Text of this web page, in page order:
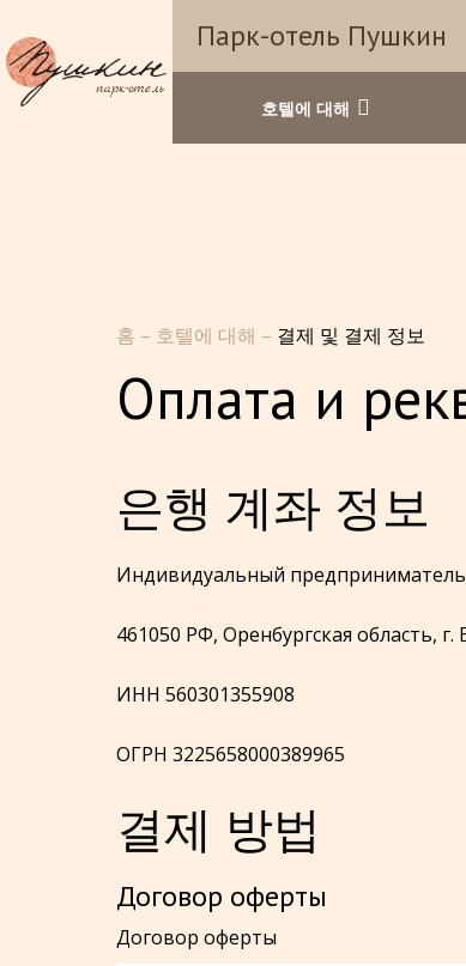
Парк-отель Пушкин
호텔에 대해
홈 – 호텔에 대해 – 결제 및 결제 정보
Оплата и
은행 계좌 정보
Индивидуальный
461050 РФ, Оренбургская область, г.
ИНН 560301355908
ОГРН 3225658000389965
결제 방법
Договор оферты
Договор оферты